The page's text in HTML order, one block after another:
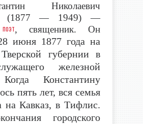
Николаевич
(1877 — 1949) —
поэт, священник. Он
июня 1877 года на
губернии в
железной
Константину
пять лет, вся семья
на Кавказ, в Тифлис.
городского